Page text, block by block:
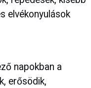
elvékonyulások
napokban a
erősödik,